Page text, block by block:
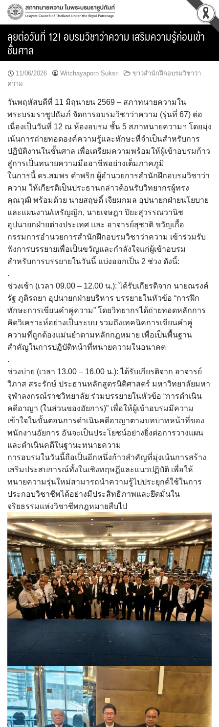
Skip
content
ลุยต่อวันที่ 12! อบรมวิชาว่าความ เสริมความรู้ก่อนเข้า
ชั้นศาล
11/06/2026 Witchayaporn Suksri
ข่าวสำนักฝึกอบรมวิชาว่า
ความ
วันพฤหัสบดีที่ 11 มิถุนายน 2569 – สภาทนายความใน
พระบรมราชูปถัมภ์ จัดการอบรมวิชาว่าความ (รุ่นที่ 67) ต่อ
เนื่องเป็นวันที่ 12 ณ ห้องอบรม ชั้น 5 สภาทนายความฯ โดยมุ่ง
เน้นการถ่ายทอดองค์ความรู้และทักษะที่จำเป็นสำหรับการ
ปฏิบัติงานในชั้นศาล เพื่อเตรียมความพร้อมให้ผู้เข้าอบรมก้าว
สู่การเป็นทนายความมืออาชีพอย่างเต็มภาคภูมิ
ในการนี้ ดร.สมพร ดำพริก ผู้อำนวยการสำนักฝึกอบรมวิชาว่า
ความ ให้เกียรติเป็นประธานกล่าวต้อนรับวิทยากรผู้ทรง
คุณวุฒิ พร้อมด้วย นายสฤษดิ์ เจียมกมล อุปนายกฝ่ายนโยบาย
และแผนงาน/เหรัญญิก, นายเจษฎา ปิยะสุวรรณวานิช
อุปนายกฝ่ายต่างประเทศ และ อาจารย์สุชาติ ขวัญเกื้อ
กรรมการอำนวยการสำนักฝึกอบรมวิชาว่าความ เข้าร่วมรับ
ฟังการบรรยายเพื่อเป็นขวัญและกำลังใจแก่ผู้เข้าอบรม
สำหรับการบรรยายในวันนี้ แบ่งออกเป็น 2 ช่วง ดังนี้:
.
ช่วงเช้า (เวลา 09.00 – 12.00 น.): ได้รับเกียรติจาก นายณรงค์
รัฐ ภูติรถยา อุปนายกฝ่ายบริหาร บรรยายในหัวข้อ “การฝึก
ทักษะการเขียนคำคู่ความ” โดยวิทยากรได้ถ่ายทอดหลักการ
คิดวิเคราะห์อย่างเป็นระบบ รวมถึงเทคนิคการเขียนคำคู่
ความที่ถูกต้องแม่นยำตามหลักกฎหมาย เพื่อเป็นพื้นฐาน
สำคัญในการปฏิบัติหน้าที่ทนายความในอนาคต
.
ช่วงบ่าย (เวลา 13.00 – 16.00 น.): ได้รับเกียรติจาก อาจารย์
วิภาส สระรักษ์ ประธานหลักสูตรนิติศาสตร์ มหาวิทยาลัยมหา
จุฬาลงกรณ์ราชวิทยาลัย ร่วมบรรยายในหัวข้อ “การดำเนิน
คดีอาญา (ในส่วนของอัยการ)” เพื่อให้ผู้เข้าอบรมมีความ
เข้าใจในขั้นตอนการดำเนินคดีอาญาตามบทบาทหน้าที่ของ
พนักงานอัยการ อันจะเป็นประโยชน์อย่างยิ่งต่อการวางแผน
และดำเนินคดีในฐานะทนายความ
การอบรมในวันนี้ถือเป็นอีกหนึ่งก้าวสำคัญที่มุ่งเน้นการสร้าง
เสริมประสบการณ์ทั้งในเชิงทฤษฎีและแนวปฏิบัติ เพื่อให้
ทนายความรุ่นใหม่สามารถนำความรู้ไปประยุกต์ใช้ในการ
ประกอบวิชาชีพได้อย่างมีประสิทธิภาพและยึดมั่นใน
จริยธรรมแห่งวิชาชีพกฎหมายสืบไป